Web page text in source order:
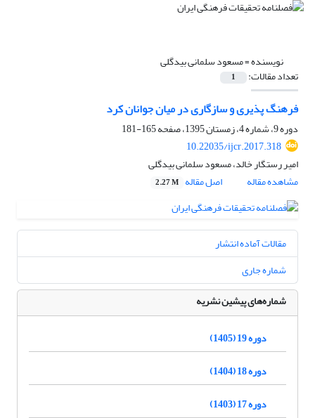
نویسنده =مسعود سلمانی بیدگلی
تعداد مقالات: 1
فرهنگ پذیری و سازگاری در میان جوانان کرد
دوره 9، شماره 4، زمستان 1395، صفحه
165-181
10.22035/ijcr.2017.318
امیر رستگار خالد، مسعود سلمانی بیدگلی
مشاهده مقاله
اصل مقاله 2.27 M
مقالات آماده انتشار
شماره جاری
شماره‌های پیشین نشریه
دوره 19 (1405)
دوره 18 (1404)
دوره 17 (1403)